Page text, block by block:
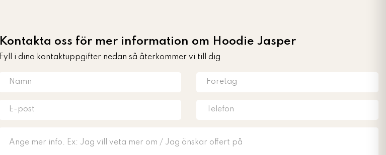
Kontakta oss för mer information om Hoodie Jasper
Fyll i dina kontaktuppgifter nedan så återkommer vi till dig